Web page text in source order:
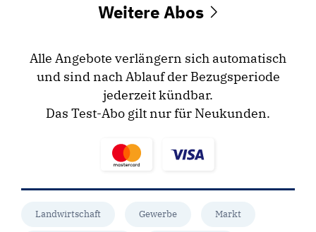
Weitere Abos
Alle Angebote verlängern sich automatisch
und sind nach Ablauf der Bezugsperiode
jederzeit kündbar.
Das Test-Abo gilt nur für Neukunden.
Landwirtschaft Gewerbe Markt